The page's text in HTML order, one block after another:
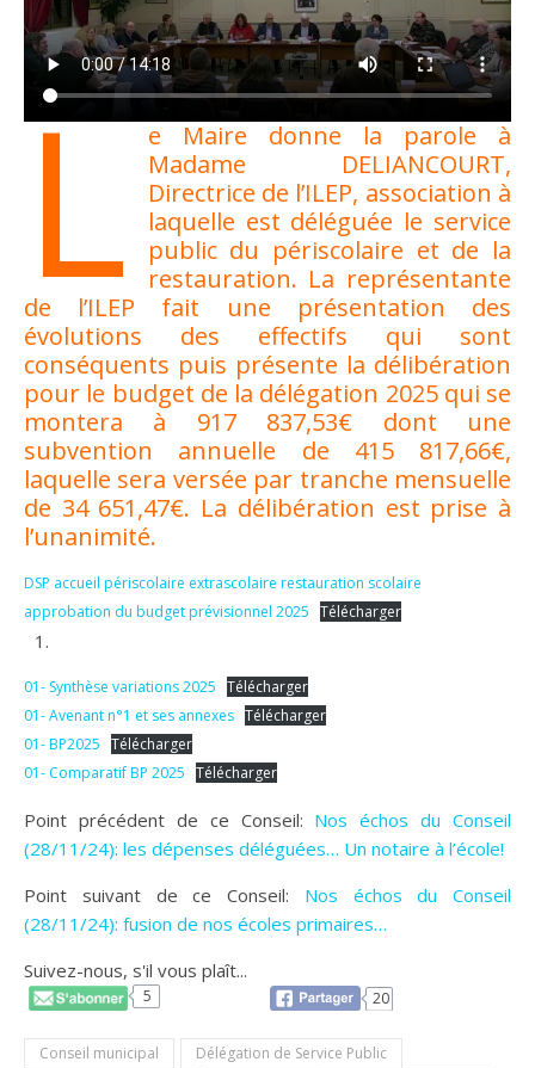
L
e Maire donne la parole à
Madame DELIANCOURT,
Directrice de l’ILEP, association à
laquelle est déléguée le service
public du périscolaire et de la
restauration. La représentante
de l’ILEP fait une présentation des
évolutions des effectifs qui sont
conséquents puis présente la délibération
pour le budget de la délégation 2025 qui se
montera à 917 837,53€ dont une
subvention annuelle de 415 817,66€,
laquelle sera versée par tranche mensuelle
de 34 651,47€. La délibération est prise à
l’unanimité.
DSP accueil périscolaire extrascolaire restauration scolaire
approbation du budget prévisionnel 2025 Télécharger
01- Synthèse variations 2025 Télécharger
01- Avenant n°1 et ses annexes Télécharger
01- BP2025 Télécharger
01- Comparatif BP 2025 Télécharger
Point précédent de ce Conseil: Nos échos du Conseil
(28/11/24): les dépenses déléguées… Un notaire à l’école!
Point suivant de ce Conseil: Nos échos du Conseil
(28/11/24): fusion de nos écoles primaires…
Suivez-nous, s'il vous plaît...
5 20
Conseil municipal
Délégation de Service Public